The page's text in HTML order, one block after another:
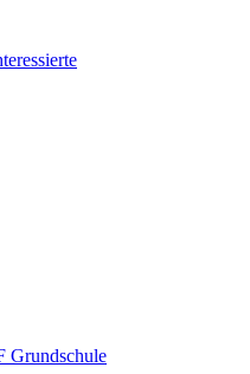
Grundschule